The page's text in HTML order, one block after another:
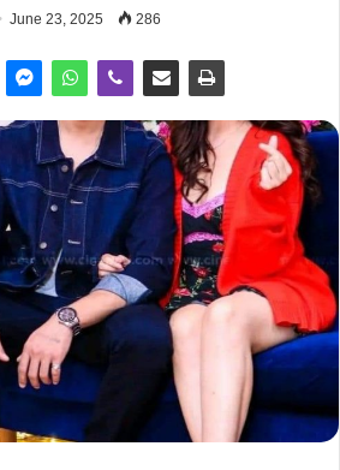
June 23, 2025 286